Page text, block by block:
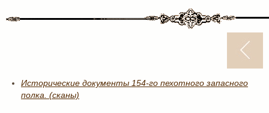
Исторические документы 154-го пехотного запасного
полка. (сканы)